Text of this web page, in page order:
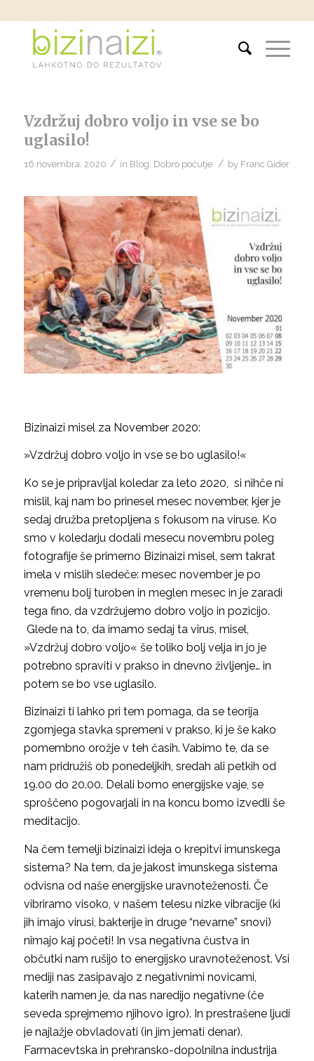
Vzdržuj dobro voljo in vse se bo
uglasilo!
16 novembra, 2020 / in Blog, Dobro počutje / by Franc Gider
Bizinaizi misel za November 2020:
»Vzdržuj dobro voljo in vse se bo uglasilo!«
Ko se je pripravljal koledar za leto 2020, si nihče ni
mislil, kaj nam bo prinesel mesec november, kjer je
sedaj družba pretopljena s fokusom na viruse. Ko
smo v koledarju dodali mesecu novembru poleg
fotografije še primerno Bizinaizi misel, sem takrat
imela v mislih sledeče: mesec november je po
vremenu bolj turoben in meglen mesec in je zaradi
tega fino, da vzdržujemo dobro voljo in pozicijo.
Glede na to, da imamo sedaj ta virus, misel,
»Vzdržuj dobro voljo« še toliko bolj velja in jo je
potrebno spraviti v prakso in dnevno življenje… in
potem se bo vse uglasilo.
Bizinaizi ti lahko pri tem pomaga, da se teorija
zgornjega stavka spremeni v prakso, ki je še kako
pomembno orožje v teh časih. Vabimo te, da se
nam pridružiš ob ponedeljkih, sredah ali petkih od
19.00 do 20.00. Delali bomo energijske vaje, se
sproščeno pogovarjali in na koncu bomo izvedli še
meditacijo.
Na čem temelji bizinaizi ideja o krepitvi imunskega
sistema? Na tem, da je jakost imunskega sistema
odvisna od naše energijske uravnoteženosti. Če
vibriramo visoko, v našem telesu nizke vibracije (ki
jih imajo virusi, bakterije in druge “nevarne” snovi)
nimajo kaj početi! In vsa negativna čustva in
občutki nam rušijo to energijsko uravnoteženost. Vsi
mediji nas zasipavajo z negativnimi novicami,
katerih namen je, da nas naredijo negativne (če
seveda sprejmemo njihovo igro). In prestrašene ljudi
je najlažje obvladovati (in jim jemati denar).
Farmacevtska in prehransko-dopolnilna industrija